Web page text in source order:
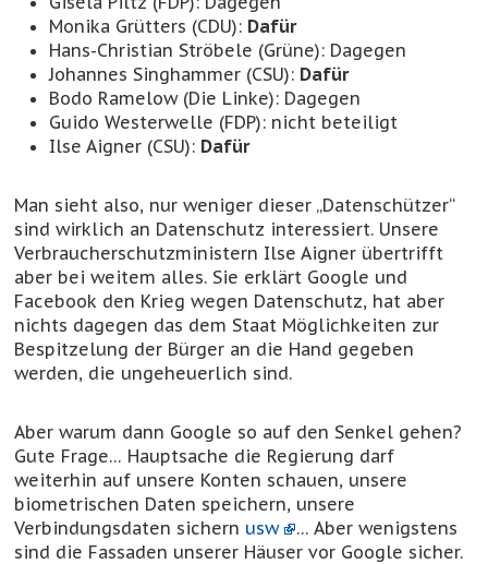
Monika Grütters (CDU): Dafür
Hans-Christian Ströbele (Grüne): Dagegen
Johannes Singhammer (CSU): Dafür
Bodo Ramelow (Die Linke): Dagegen
Guido Westerwelle (FDP): nicht beteiligt
Ilse Aigner (CSU): Dafür
Man sieht also, nur weniger dieser „Datenschützer“
sind wirklich an Datenschutz interessiert. Unsere
Verbraucherschutzministern Ilse Aigner übertrifft
aber bei weitem alles. Sie erklärt Google und
Facebook den Krieg wegen Datenschutz, hat aber
nichts dagegen das dem Staat Möglichkeiten zur
Bespitzelung der Bürger an die Hand gegeben
werden, die ungeheuerlich sind.
Aber warum dann Google so auf den Senkel gehen?
Gute Frage… Hauptsache die Regierung darf
weiterhin auf unsere Konten schauen, unsere
biometrischen Daten speichern, unsere
Verbindungsdaten sichern usw
… Aber wenigstens
sind die Fassaden unserer Häuser vor Google sicher.